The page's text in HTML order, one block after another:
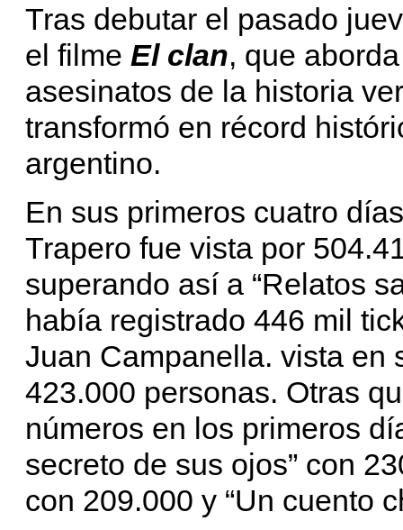
Tras debutar el pasado
el filme El clan, que
asesinatos de la historia
transformó en récord
argentino.
En sus primeros cuatro
Trapero fue vista por
superando así a “Relatos
había registrado 446 mil
Juan Campanella. vista en
423.000 personas. Otras
números en los primeros
secreto de sus ojos” con
con 209.000 y “Un cuento